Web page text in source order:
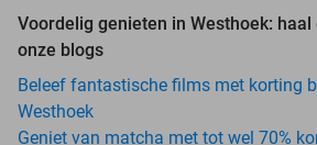
Voordelig genieten in Westhoek:
onze blogs
Beleef fantastische films met korting
Westhoek
Geniet van matcha met tot wel 70%